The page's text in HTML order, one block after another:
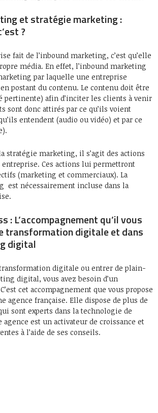
et stratégie marketing :
?
fait de l’inbound marketing, c’est qu’elle
média. En effet, l’inbound marketing
par laquelle une entreprise
postant du contenu. Le contenu doit être
afin d’inciter les clients à venir
sont donc attirés par ce qu’ils voient
entendent (audio ou vidéo) et par ce
stratégie marketing, il s’agit des actions
entreprise. Ces actions lui permettront
(marketing et commerciaux). La
est nécessairement incluse dans la
: L’accompagnement qu’il vous
transformation digitale et dans
digital
digitale ou entrer de plain-
digital, vous avez besoin d’un
cet accompagnement que vous propose
agence française. Elle dispose de plus de
sont experts dans la technologie de
agence est un activateur de croissance et
à l’aide de ses conseils.